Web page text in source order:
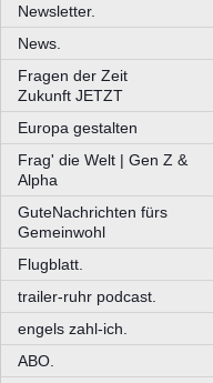
Newsletter.
News.
Fragen der Zeit
Zukunft JETZT
Europa gestalten
Frag' die Welt | Gen Z &
Alpha
GuteNachrichten fürs
Gemeinwohl
Flugblatt.
trailer-ruhr podcast.
engels zahl-ich.
ABO.